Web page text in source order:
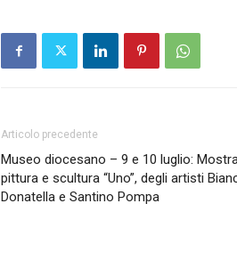
Articolo precedente
Museo diocesano – 9 e 10 luglio:
pittura e scultura “Uno”, degli artisti
Donatella e Santino Pompa